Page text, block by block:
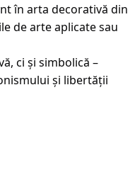
în arta decorativă din
de arte aplicate sau
ci și simbolică –
și libertății